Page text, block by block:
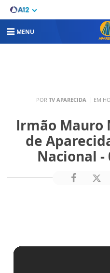
MENU
POR TV APARECIDA EM
Irmão Mauro
de
Nacional -